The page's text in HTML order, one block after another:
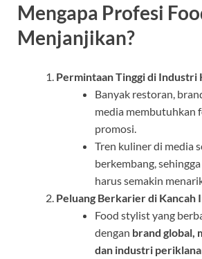
Mengapa Profesi
Menjanjikan?
Permintaan Tinggi di Industri
Banyak restoran,
media membutuhkan
promosi.
Tren kuliner di media
berkembang,
harus semakin
Peluang Berkarier di Kancah
Food stylist yang
dengan brand global,
dan industri